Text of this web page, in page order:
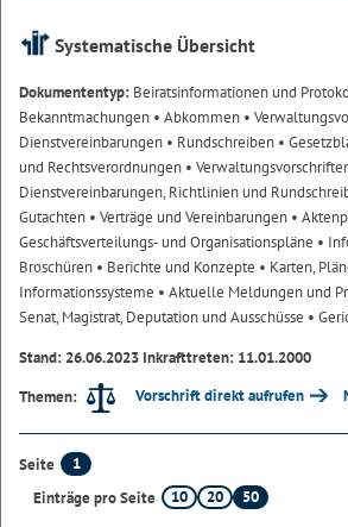
Systematische Übersicht
Dokumententyp: Beiratsinformationen und
Bekanntmachungen • Abkommen •
Dienstvereinbarungen • Rundschreiben •
und Rechtsverordnungen •
Dienstvereinbarungen, Richtlinien und
Gutachten • Verträge und Vereinbarungen •
Geschäftsverteilungs- und Organisationspläne •
Broschüren • Berichte und Konzepte • Karten,
Informationssysteme • Aktuelle Meldungen und
Senat, Magistrat, Deputation und Ausschüsse •
Stand: 26.06.2023 Inkrafttreten: 11.01.2000
Themen:
Vorschrift direkt aufrufen
Seite
1
Einträge pro Seite
10 20 50